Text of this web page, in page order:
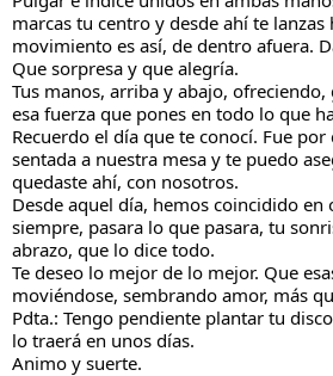
marcas tu centro y desde ahí te lanzas
movimiento es así, de dentro afuera.
Que sorpresa y que alegría.
Tus manos, arriba y abajo,
esa fuerza que pones en todo lo que
Recuerdo el día que te conocí. Fue por
sentada a nuestra mesa y te puedo
quedaste ahí, con nosotros.
Desde aquel día, hemos coincidido en
siempre, pasara lo que pasara, tu
abrazo, que lo dice todo.
Te deseo lo mejor de lo mejor. Que
moviéndose, sembrando amor, más
Pdta.: Tengo pendiente plantar tu
lo traerá en unos días.
Animo y suerte.